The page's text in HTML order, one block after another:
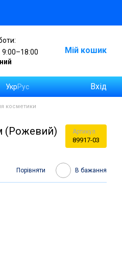
9:00–18:00
Мій кошик
УкрРус Вхід
косметики
(Рожевий) Артикул
89917-03
Порівняти В бажання